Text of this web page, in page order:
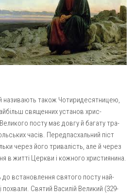
Михаїла (м. Люботин)
Богородиці (с. Вільча)
парафія (м. Лозова)
Пресвятої Богородиці (смт
Пресвятої Богородиці м. Берестин
області
(м. Полтава)
народу (м. Полтава)
парафія (м. Полтава)
Пресвятої Богородиці (с. Шевченки)
називають також Чотиридесят­ницею,
священних установ хрис­
Великого посту має довгу й багату тра­
часів. Передпасхальний піст
через його тривалість, але й через
в житті Церкви і кожного християнина.
встановлення святого посту най­
Святий Василій Великий (329-